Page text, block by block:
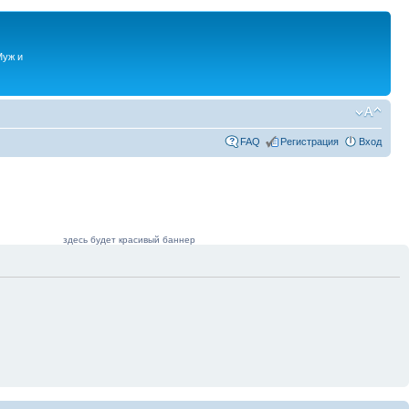
и
FAQ Регистрация Вход
здесь будет красивый баннер